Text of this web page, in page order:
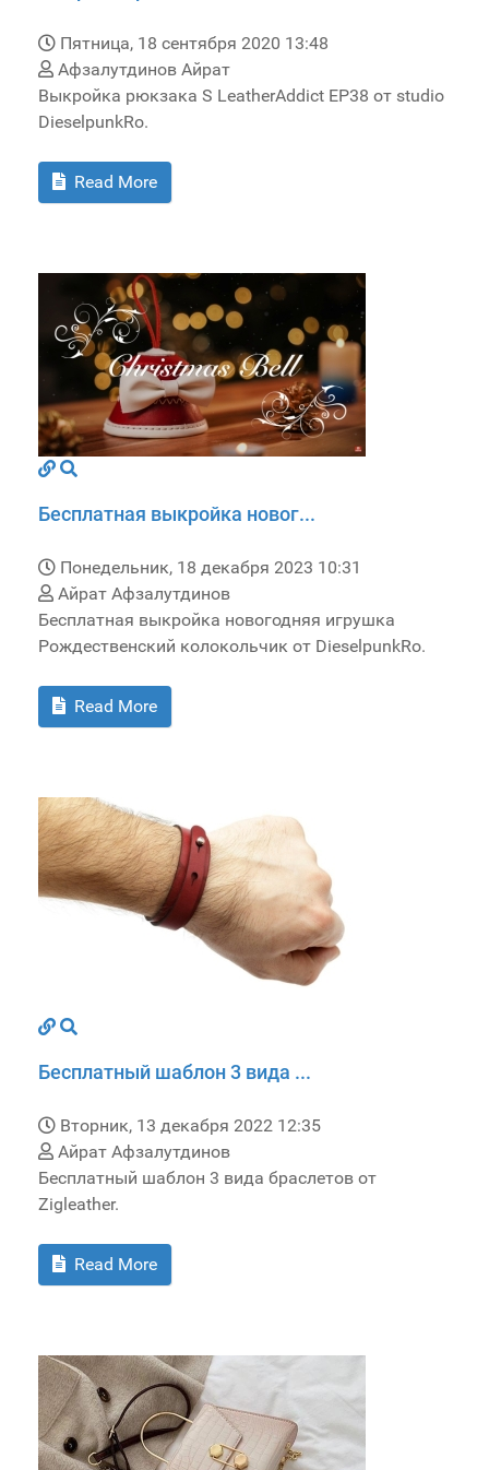
Пятница, 18 сентября 2020 13:48
Афзалутдинов Айрат
Выкройка рюкзака S LeatherAddict EP38 от studio
DieselpunkRo.
Read More
Бесплатная выкройка новог...
Понедельник, 18 декабря 2023 10:31
Айрат Афзалутдинов
Бесплатная выкройка новогодняя игрушка
Рождественский колокольчик от DieselpunkRo.
Read More
Бесплатный шаблон 3 вида ...
Вторник, 13 декабря 2022 12:35
Айрат Афзалутдинов
Бесплатный шаблон 3 вида браслетов от
Zigleather.
Read More